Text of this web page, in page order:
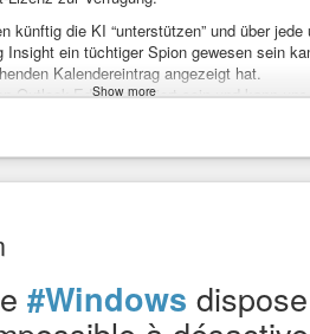
künftig die KI “unterstützen” und über
ein tüchtiger Spion gewesen sein
Kalendereintrag angezeigt hat.
Outlook-Editor integriert sein und kann
“unterstützen”.
Show more
#Windows